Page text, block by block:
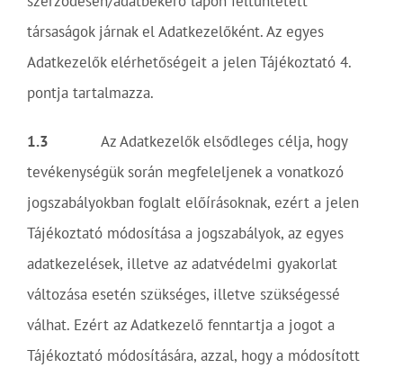
társaságok járnak el Adatkezelőként. Az egyes
Adatkezelők elérhetőségeit a jelen Tájékoztató 4.
pontja tartalmazza.
1.3
Az Adatkezelők elsődleges célja, hogy
tevékenységük során megfeleljenek a vonatkozó
jogszabályokban foglalt előírásoknak, ezért a jelen
Tájékoztató módosítása a jogszabályok, az egyes
adatkezelések, illetve az adatvédelmi gyakorlat
változása esetén szükséges, illetve szükségessé
válhat. Ezért az Adatkezelő fenntartja a jogot a
Tájékoztató módosítására, azzal, hogy a módosított